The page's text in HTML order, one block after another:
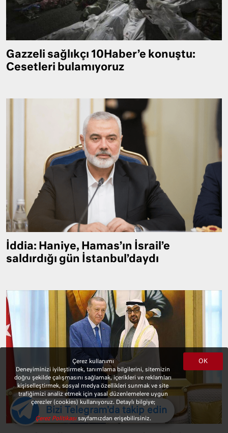
Gazzeli sağlıkçı 10Haber’e konuştu:
Cesetleri bulamıyoruz
İddia: Haniye, Hamas’ın İsrail’e
saldırdığı gün İstanbul’daydı
OK
Çerez kullanımı
Deneyiminizi iyileştirmek, tanımlama bilgilerini, sitemizin
doğru şekilde çalışmasını sağlamak, içerikleri ve reklamları
kişiselleştirmek, sosyal medya özellikleri sunmak ve site
trafiğimizi analiz etmek için yasal düzenlemelere uygun
çerezler (cookies) kullanıyoruz. Detaylı bilgiye;
Çerez Politikasısayfamızdan erişebilirsiniz.
Bizi Telegram'da takip edin